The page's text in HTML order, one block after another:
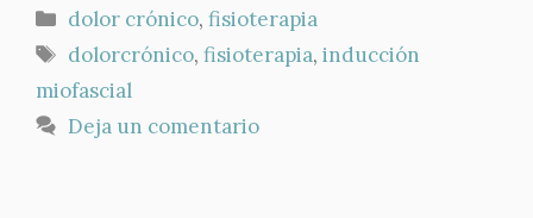
Categorías
dolor crónico,fisioterapia
Etiquetas
dolorcrónico,fisioterapia,inducción
miofascial
Deja un comentario